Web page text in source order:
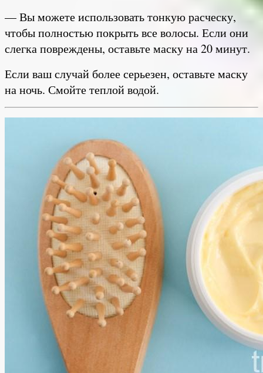
— Вы можете использовать тонкую расческу,
чтобы полностью покрыть все волосы. Если они
слегка повреждены, оставьте маску на 20 минут.
Если ваш случай более серьезен, оставьте маску
на ночь. Смойте теплой водой.